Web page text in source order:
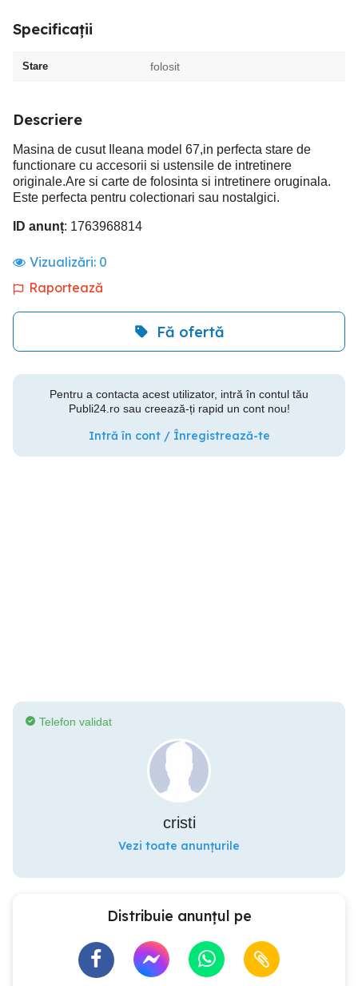
Specificații
Stare folosit
Descriere
Masina de cusut Ileana model 67,in perfecta stare de
functionare cu accesorii si ustensile de intretinere
originale.Are si carte de folosinta si intretinere oruginala.
Este perfecta pentru colectionari sau nostalgici.
ID anunț: 1763968814
Vizualizări: 0
Raportează
Fă ofertă
Pentru a contacta acest utilizator, intră în contul tău
Publi24.ro sau creează-ți rapid un cont nou!
Intră în cont / Înregistrează-te
Telefon validat
cristi
Vezi toate anunțurile
Distribuie anunțul pe